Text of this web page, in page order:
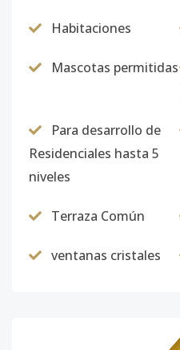
Habitaciones
Mascotas permitidas
Para desarrollo de
Residenciales hasta 5
niveles
Terraza Común
ventanas cristales